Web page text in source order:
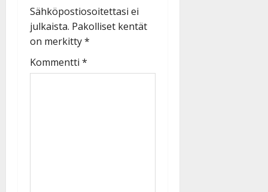
Sähköpostiosoitettasi ei
julkaista. Pakolliset kentät
on merkitty*
Kommentti *